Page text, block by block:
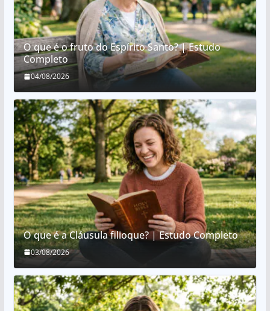
O que é o fruto do Espírito Santo? | Estudo
Completo
04/08/2026
O que é a Cláusula filioque? | Estudo Completo
03/08/2026